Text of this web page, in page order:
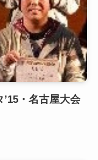
’15・名古屋大会